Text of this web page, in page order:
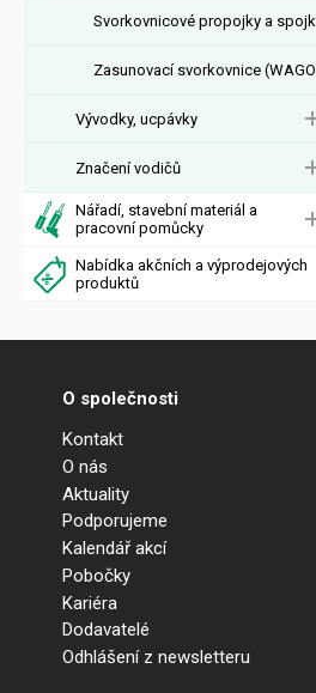
Svorkovnicové propojky a
Zasunovací svorkovnice
Vývodky, ucpávky
Značení vodičů
Nářadí, stavební materiál a
pracovní pomůcky
Nabídka akčních a výprodejových
produktů
O společnosti
Kontakt
O nás
Aktuality
Podporujeme
Kalendář akcí
Pobočky
Kariéra
Dodavatelé
Odhlášení z newsletteru